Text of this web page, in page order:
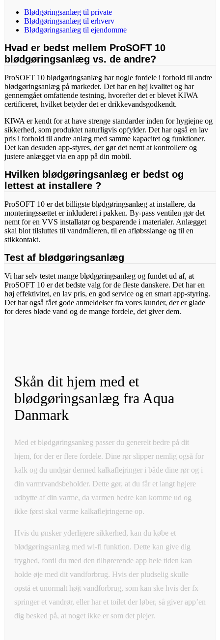
Blødgøringsanlæg til private
Blødgøringsanlæg til erhverv
Blødgøringsanlæg til ejendomme
Hvad er bedst mellem ProSOFT 10
blødgøringsanlæg vs. de andre?
ProSOFT 10 blødgøringsanlæg har nogle fordele i forhold til andre
blødgøringsanlæg på markedet. Det har en høj kvalitet og har
gennemgået omfattende testning, hvorefter det er blevet KIWA
certificeret, hvilket betyder det er drikkevandsgodkendt.
KIWA er kendt for at have strenge standarder inden for hygiejne og
sikkerhed, som produktet naturligvis opfylder. Det har også en lav
pris i forhold til andre anlæg med samme kapacitet og funktioner.
Det kan desuden app-styres, der gør det nemt at kontrollere og
justere anlægget via en app på din mobil.
Hvilken blødgøringsanlæg er bedst og
lettest at installere ?
ProSOFT 10 er det billigste blødgøringsanlæg at installere, da
monteringssættet er inkluderet i pakken. By-pass ventilen gør det
nemt for en VVS installatør og besparende i materialer. Anlægget
skal blot tilsluttes til vandmåleren, til en afløbsslange og til en
stikkontakt.
Test af blødgøringsanlæg
Vi har selv testet mange blødgøringsanlæg og fundet ud af, at
ProSOFT 10 er det bedste valg for de fleste danskere. Det har en
høj effektivitet, en lav pris, en god service og en smart app-styring.
Det har også fået gode anmeldelser fra vores kunder, der er glade
for deres bløde vand og de mange fordele, det giver dem.
Skån dit hjem med et
blødgøringsanlæg fra Aqua
Danmark
Med et blødgøringsanlæg passer du generelt bedre på dit
hjem, for der er flere fordele. Dine rør slipper nemlig også for
kalk og du undgår dermed kalkaflejringer i både dine rør og i
din varmtvandsbeholder. Dette gør, at du får et langt højere
udbytte af din varme, da varmen bedre kan komme ud og
ikke først skal varme kalkaflejringerne op.
Hvis du ønsker yderligere sikkerhed, kan du købe et
blødgøringsanlæg med wi-fi funktion. Dette kan give dig
tryghed, fordi du med den tilhørerende app hele tiden kan
holde øje med dit vandforbrug. Hvis der pludselig skulle
opstå et unormalt højt vandforbrug, som kan ske hvis der fx
springer et vandrør, eller har et toilet der løber, så giver app’en
dig besked på, at noget ikke er som det plejer.